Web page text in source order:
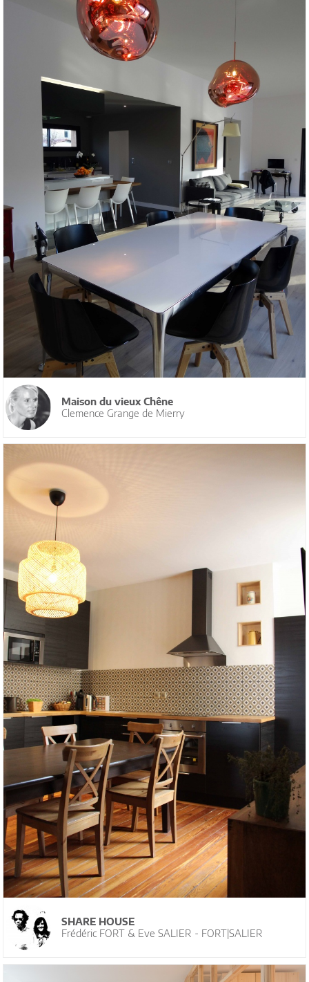
Maison du vieux Chêne
Clemence Grange de Mierry
SHARE HOUSE
Frédéric FORT & Eve SALIER - FORT|SALIER